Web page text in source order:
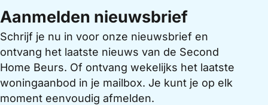
Aanmelden nieuwsbrief
Schrijf je nu in voor onze nieuwsbrief en
ontvang het laatste nieuws van de Second
Home Beurs. Of ontvang wekelijks het laatste
woningaanbod in je mailbox. Je kunt je op elk
moment eenvoudig afmelden.